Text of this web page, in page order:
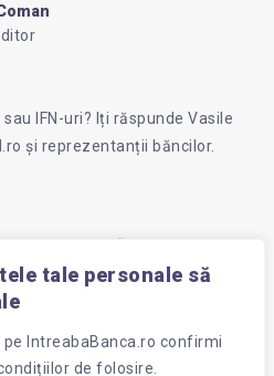
tale personale să
IntreabaBanca.ro confirmi
de folosire.
IFN-uri? Iți răspunde Vasile
și reprezentanții băncilor.